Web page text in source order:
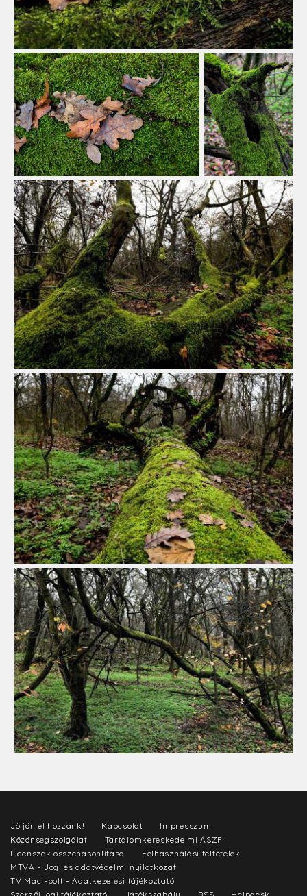
Jöjjön el hozzánk! Kapcsolat
Impresszum
Közönségszolgálat
Tartalomkereskedelmi ÁSZF
Licenszek összehasonlítása
Felhasználási feltételek
MTVA - Jogi és adatvédelmi nyilatkozat
TV Maci-bolt - Adatkezelési tájékoztató